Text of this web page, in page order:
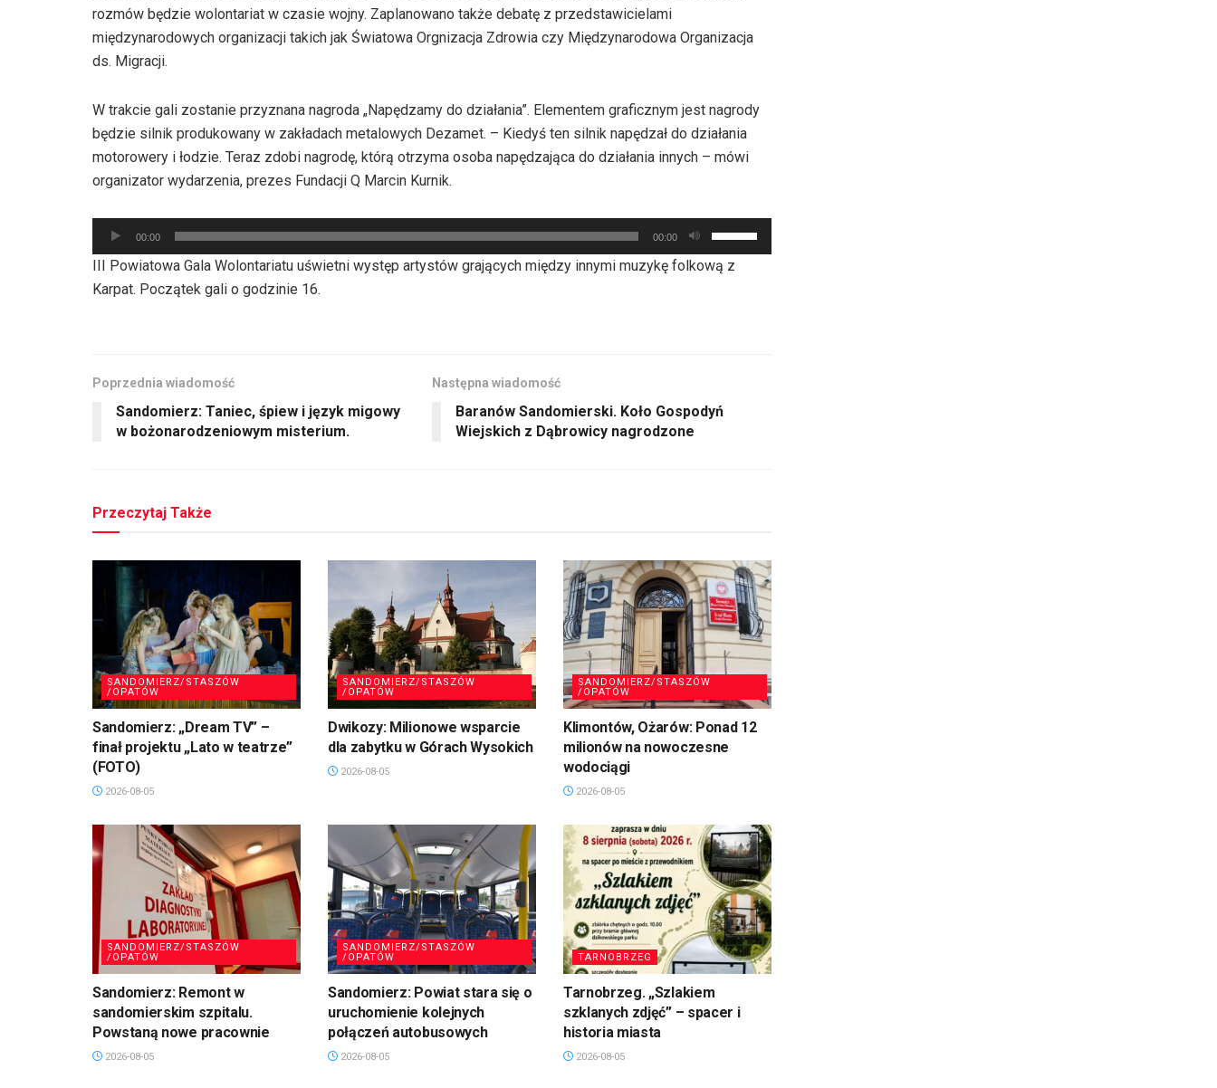
rozmów będzie wolontariat w czasie wojny. Zaplanowano także debatę z przedstawicielami
międzynarodowych organizacji takich jak Światowa Orgnizacja Zdrowia czy Międzynarodowa Organizacja
ds. Migracji.
W trakcie gali zostanie przyznana nagroda „Napędzamy do działania”. Elementem graficznym jest nagrody
będzie silnik produkowany w zakładach metalowych Dezamet. – Kiedyś ten silnik napędzał do działania
motorowery i łodzie. Teraz zdobi nagrodę, którą otrzyma osoba napędzająca do działania innych – mówi
organizator wydarzenia, prezes Fundacji Q Marcin Kurnik.
Odtwarzacz
plików
dźwiękowych
00:00 00:00
strzałek
do
zwiększyć
III Powiatowa Gala Wolontariatu uświetni występ artystów grających między innymi muzykę folkową z
Karpat. Początek gali o godzinie 16.
Poprzednia wiadomość
Sandomierz: Taniec, śpiew i język migowy
w bożonarodzeniowym misterium.
Następna wiadomość
Baranów Sandomierski. Koło Gospodyń
Wiejskich z Dąbrowicy nagrodzone
Przeczytaj Także
SANDOMIERZ/STASZÓW
/OPATÓW
Sandomierz: „Dream TV” –
finał projektu „Lato w teatrze”
(FOTO)
2026-08-05
SANDOMIERZ/STASZÓW
/OPATÓW
Dwikozy: Milionowe wsparcie
dla zabytku w Górach Wysokich
2026-08-05
SANDOMIERZ/STASZÓW
/OPATÓW
Klimontów, Ożarów: Ponad 12
milionów na nowoczesne
wodociągi
2026-08-05
SANDOMIERZ/STASZÓW
/OPATÓW
Sandomierz: Remont w
sandomierskim szpitalu.
Powstaną nowe pracownie
2026-08-05
SANDOMIERZ/STASZÓW
/OPATÓW
Sandomierz: Powiat stara się o
uruchomienie kolejnych
połączeń autobusowych
2026-08-05
TARNOBRZEG
Tarnobrzeg. „Szlakiem
szklanych zdjęć” – spacer i
historia miasta
2026-08-05